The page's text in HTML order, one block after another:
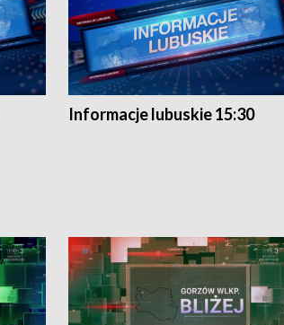
Informacje lubuskie 15:30